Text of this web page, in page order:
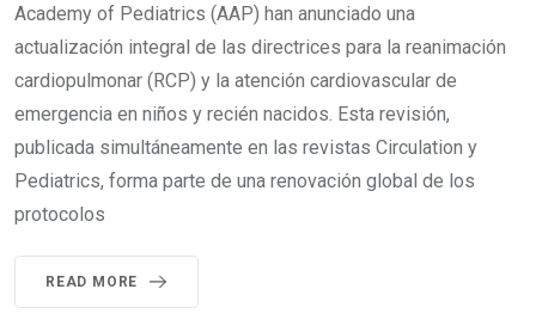
Academy of Pediatrics (AAP) han anunciado una
actualización integral de las directrices para la reanimación
cardiopulmonar (RCP) y la atención cardiovascular de
emergencia en niños y recién nacidos. Esta revisión,
publicada simultáneamente en las revistas Circulation y
Pediatrics, forma parte de una renovación global de los
protocolos
READ MORE